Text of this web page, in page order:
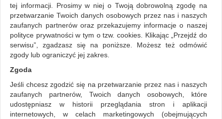
WSZYSTKIE KATEGORIE
FILTRY
Więcej
REKLAMA
AKTUALNOŚCI
~ Nagrody Promocje
ZNALEZIONYCH PRODUKTÓW: 1 Porównaj (0)
tej informacji. Prosimy w niej o Twoją dobrowolną zgodę na
przetwarzanie Twoich danych osobowych przez nas i naszych
zaufanych partnerów oraz przekazujemy informacje o naszej
polityce prywatności w tym o tzw. cookies. Klikając „Przejdź do
serwisu”, zgadzasz się na poniższe. Możesz też odmówić
zgody lub ograniczyć jej zakres.
Zgoda
Jeśli chcesz zgodzić się na przetwarzanie przez nas i naszych
zaufanych partnerów, Twoich danych osobowych, które
udostępniasz w historii przeglądania stron i aplikacji
internetowych, w celach marketingowych (obejmujących